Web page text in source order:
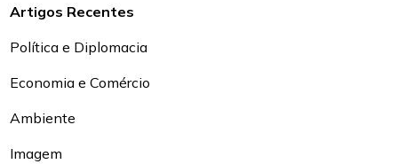
Artigos Recentes
Política e Diplomacia
Economia e Comércio
Ambiente
Imagem